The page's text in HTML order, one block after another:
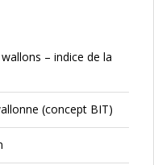
– indice de la
(concept BIT)